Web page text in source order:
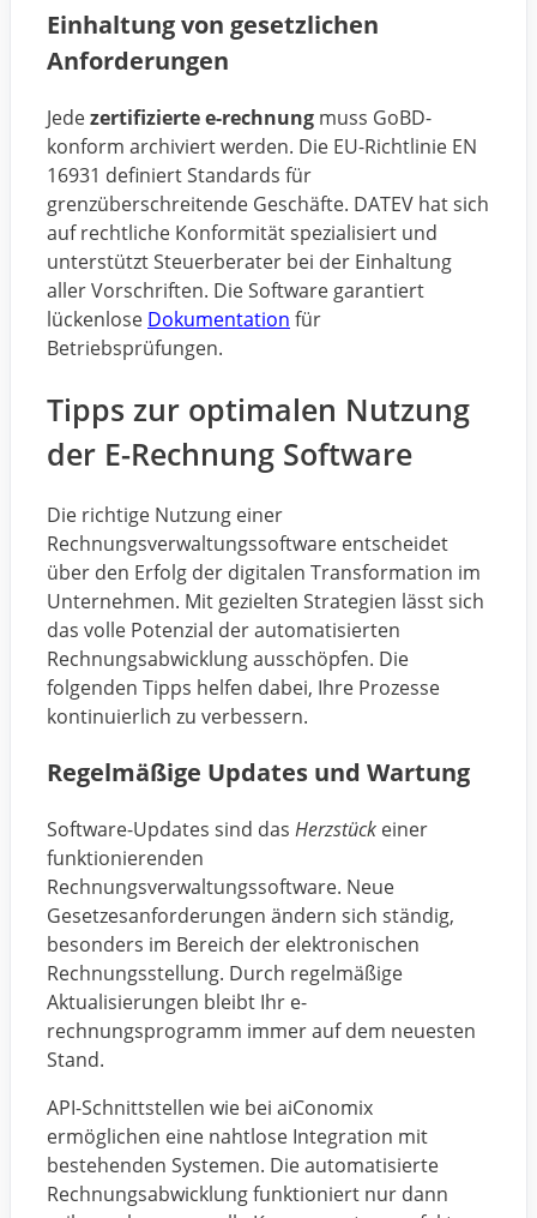
Einhaltung von gesetzlichen
Anforderungen
Jedezertifizierte e-rechnung muss GoBD-
konform archiviert werden. Die EU-Richtlinie EN
16931 definiert Standards für
grenzüberschreitende Geschäfte. DATEV hat sich
auf rechtliche Konformität spezialisiert und
unterstützt Steuerberater bei der Einhaltung
aller Vorschriften. Die Software garantiert
lückenlose Dokumentation für
Betriebsprüfungen.
Tipps zur optimalen Nutzung
der E-Rechnung Software
Die richtige Nutzung einer
Rechnungsverwaltungssoftware entscheidet
über den Erfolg der digitalen Transformation im
Unternehmen. Mit gezielten Strategien lässt sich
das volle Potenzial der automatisierten
Rechnungsabwicklung ausschöpfen. Die
folgenden Tipps helfen dabei, Ihre Prozesse
kontinuierlich zu verbessern.
Regelmäßige Updates und Wartung
Software-Updates sind das Herzstück einer
funktionierenden
Rechnungsverwaltungssoftware. Neue
Gesetzesanforderungen ändern sich ständig,
besonders im Bereich der elektronischen
Rechnungsstellung. Durch regelmäßige
Aktualisierungen bleibt Ihr e-
rechnungsprogramm immer auf dem neuesten
Stand.
API-Schnittstellen wie bei aiConomix
ermöglichen eine nahtlose Integration mit
bestehenden Systemen. Die automatisierte
Rechnungsabwicklung funktioniert nur dann